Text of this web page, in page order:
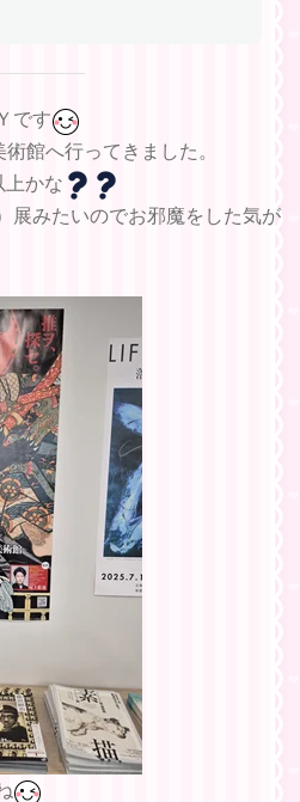
です
館へ行ってきました。
上かな
展みたいのでお邪魔をした気が